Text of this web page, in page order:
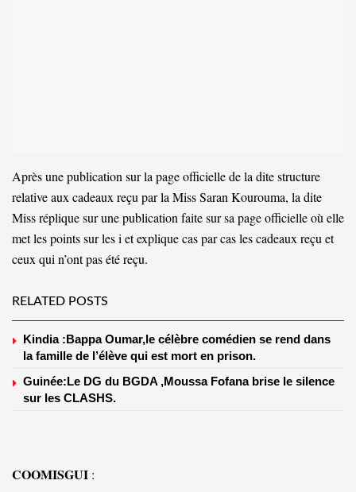
Après une publication sur la page officielle de la dite structure
relative aux cadeaux reçu par la Miss Saran Kourouma, la dite
Miss réplique sur une publication faite sur sa page officielle où elle
met les points sur les i et explique cas par cas les cadeaux reçu et
ceux qui n’ont pas été reçu.
RELATED POSTS
Kindia :Bappa Oumar,le célèbre comédien se rend dans
la famille de l’élève qui est mort en prison.
Guinée:Le DG du BGDA ,Moussa Fofana brise le silence
sur les CLASHS.
COOMISGUI :